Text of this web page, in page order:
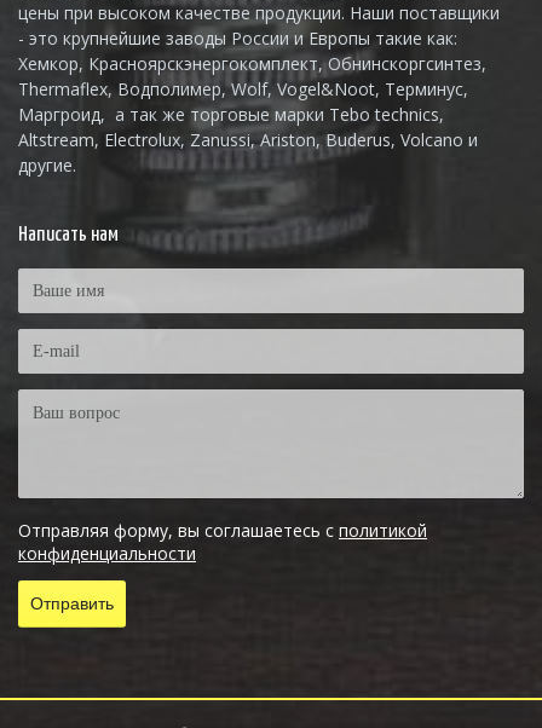
цены при высоком качестве продукции. Наши поставщики
- это крупнейшие заводы России и Европы такие как:
Хемкор, Красноярскэнергокомплект, Обнинскоргсинтез,
Thermaflex, Водполимер, Wolf, Vogel&Noot, Терминус,
Маргроид, а так же торговые марки Tebo technics,
Altstream, Electrolux, Zanussi, Ariston, Buderus, Volcano и
другие.
Написать нам
Отправляя форму, вы соглашаетесь с политикой
конфиденциальности